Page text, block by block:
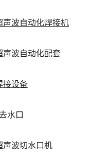
声波自动化焊接机
声波自动化配套
接设备
水口
声波切水口机